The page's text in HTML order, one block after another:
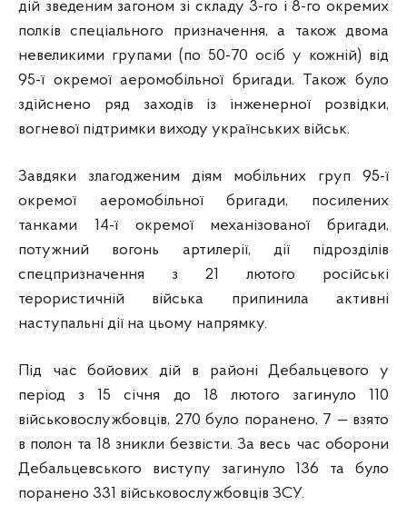
дій зведеним загоном зі складу 3-го і 8-го окремих
полків спеціального призначення, а також двома
невеликими групами (по 50-70 осіб у кожній) від
95-ї окремої аеромобільної бригади. Також було
здійснено ряд заходів із інженерної розвідки,
вогневої підтримки виходу українських військ.
Завдяки злагодженим діям мобільних груп 95-ї
окремої аеромобільної бригади, посилених
танками 14-ї окремої механізованої бригади,
потужний вогонь артилерії, дії підрозділів
спецпризначення з 21 лютого російські
терористичній війська припинила активні
наступальні дії на цьому напрямку.
Під час бойових дій в районі Дебальцевого у
період з 15 січня до 18 лютого загинуло 110
військовослужбовців, 270 було поранено, 7 — взято
в полон та 18 зникли безвісти. За весь час оборони
Дебальцевського виступу загинуло 136 та було
поранено 331 військовослужбовців ЗСУ.